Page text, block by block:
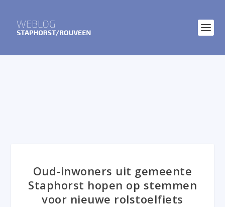
Oud-inwoners uit gemeente
Staphorst hopen op stemmen
voor nieuwe rolstoelfiets